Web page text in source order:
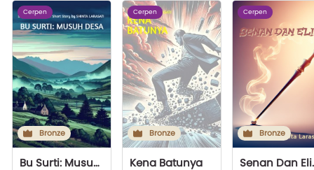
Cerpen
Bronze
Bu Surti: Musuh Desa
Cerpen
Bronze
Kena Batunya
Cerpen
Bronze